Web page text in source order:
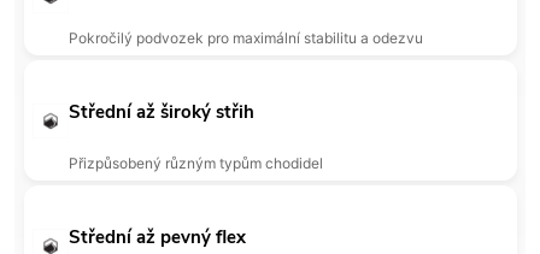
Pokročilý podvozek pro maximální stabilitu a odezvu
Střední až široký střih
Přizpůsobený různým typům chodidel
Střední až pevný flex